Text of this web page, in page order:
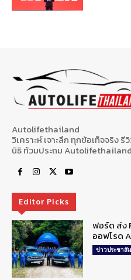
Autolifethailand
วิเคราะห์ เจาะลึก ทุกข้อเท็จจริง
นิธิ ท้วมประถม
Editor Picks
ฟอร์ด ส่ง
ออฟโรด
ข่าวประชาสั